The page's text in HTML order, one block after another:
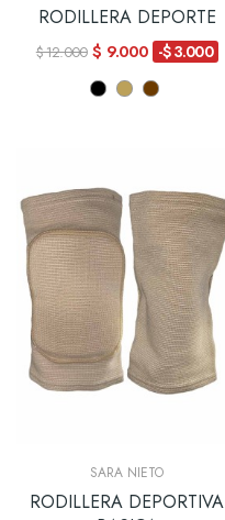
RODILLERA DEPORTE
$ 12.000 $ 9.000 -$ 3.000
SARA NIETO
RODILLERA DEPORTIVA